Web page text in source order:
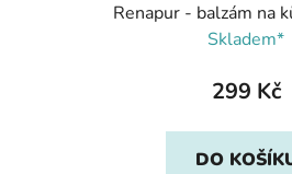
Renapur - balzám na
Skladem*
299 Kč
DO